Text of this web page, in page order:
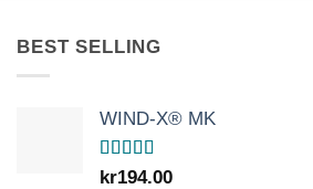
BEST SELLING
WIND-X® MK
Betygsatt
kr194.00